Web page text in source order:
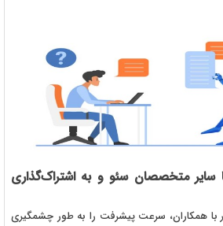
سایر متخصصان سئو و به اشتراک‌گذاری
با همکاران، سرعت پیشرفت را به طور چشمگیری